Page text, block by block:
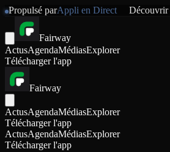
Propulsé parAppli en Direct Découvrir
Fairway
ActusAgendaMédiasExplorer
Télécharger l'app
Fairway
ActusAgendaMédiasExplorer
Télécharger l'app
ActusAgendaMédiasExplorer
Télécharger l'app